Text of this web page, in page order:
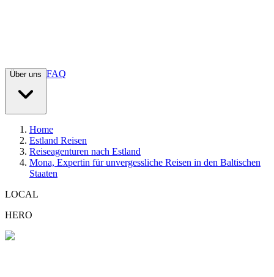
Über uns FAQ
Home
Estland Reisen
Reiseagenturen nach Estland
Mona, Expertin für unvergessliche Reisen in den Baltischen
Staaten
LOCAL
HERO